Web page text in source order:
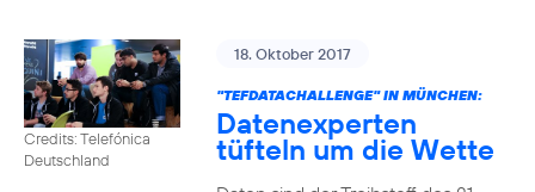
Credits: Telefónica
Deutschland
18. Oktober 2017
"TEFDATACHALLENGE" IN MÜNCHEN:
Datenexperten
tüfteln um die Wette